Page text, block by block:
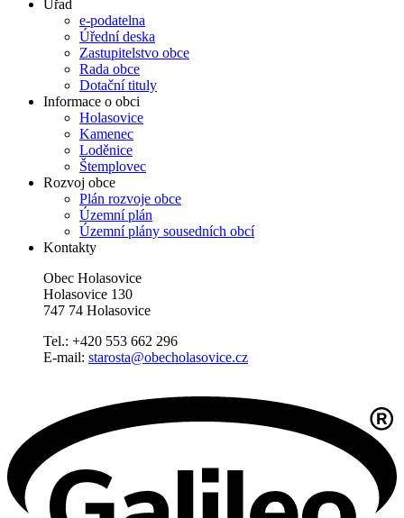
Úřad
e-podatelna
Úřední deska
Zastupitelstvo obce
Rada obce
Dotační tituly
Informace o obci
Holasovice
Kamenec
Loděnice
Štemplovec
Rozvoj obce
Plán rozvoje obce
Územní plán
Územní plány sousedních obcí
Kontakty
Obec Holasovice
Holasovice 130
747 74 Holasovice
Tel.: +420 553 662 296
E-mail: starosta@obecholasovice.cz